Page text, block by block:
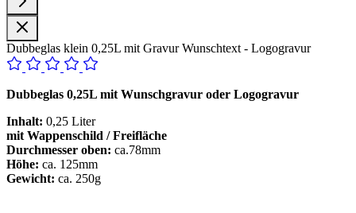
Dubbeglas klein 0,25L mit Gravur Wunschtext - Logogravur
Dubbeglas 0,25L mit Wunschgravur oder Logogravur
Inhalt: 0,25 Liter
mit Wappenschild / Freifläche
Durchmesser oben: ca.78mm
Höhe: ca. 125mm
Gewicht: ca. 250g